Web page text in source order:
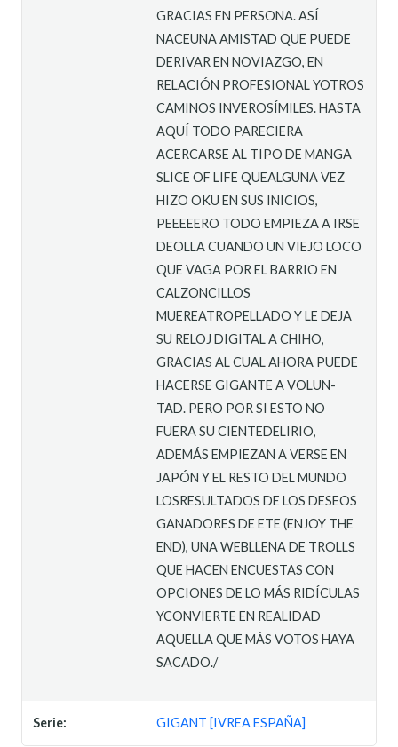
GRACIAS EN PERSONA. ASÍ
NACEUNA AMISTAD QUE PUEDE
DERIVAR EN NOVIAZGO, EN
RELACIÓN PROFESIONAL YOTROS
CAMINOS INVEROSÍMILES. HASTA
AQUÍ TODO PARECIERA
ACERCARSE AL TIPO DE MANGA
SLICE OF LIFE QUEALGUNA VEZ
HIZO OKU EN SUS INICIOS,
PEEEEERO TODO EMPIEZA A IRSE
DEOLLA CUANDO UN VIEJO LOCO
QUE VAGA POR EL BARRIO EN
CALZONCILLOS
MUEREATROPELLADO Y LE DEJA
SU RELOJ DIGITAL A CHIHO,
GRACIAS AL CUAL AHORA PUEDE
HACERSE GIGANTE A VOLUN-
TAD. PERO POR SI ESTO NO
FUERA SU CIENTEDELIRIO,
ADEMÁS EMPIEZAN A VERSE EN
JAPÓN Y EL RESTO DEL MUNDO
LOSRESULTADOS DE LOS DESEOS
GANADORES DE ETE (ENJOY THE
END), UNA WEBLLENA DE TROLLS
QUE HACEN ENCUESTAS CON
OPCIONES DE LO MÁS RIDÍCULAS
YCONVIERTE EN REALIDAD
AQUELLA QUE MÁS VOTOS HAYA
SACADO./
Serie: GIGANT [IVREA ESPAÑA]